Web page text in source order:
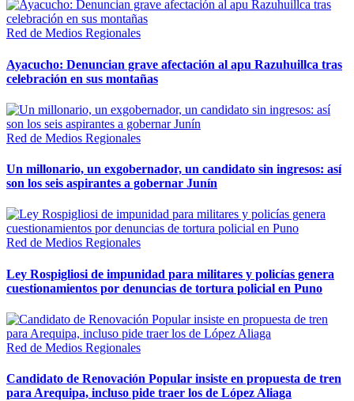
Red de Medios Regionales
Ayacucho: Denuncian grave afectación al apu Razuhuillca tras
celebración en sus montañas
Red de Medios Regionales
Un millonario, un exgobernador, un candidato sin ingresos: así
son los seis aspirantes a gobernar Junín
Red de Medios Regionales
Ley Rospigliosi de impunidad para militares y policías genera
cuestionamientos por denuncias de tortura policial en Puno
Red de Medios Regionales
Candidato de Renovación Popular insiste en propuesta de tren
para Arequipa, incluso pide traer los de López Aliaga